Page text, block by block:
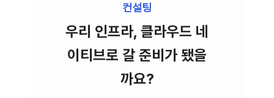
컨설팅
우리 인프라, 클라우드 네
이티브로 갈 준비가 됐을
까요?